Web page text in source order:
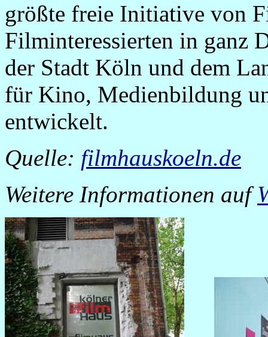
größte freie Initiative von
Filminteressierten in ganz
der Stadt Köln und dem
für Kino, Medienbildung
entwickelt.
Quelle: filmhauskoeln.de
Weitere Informationen auf